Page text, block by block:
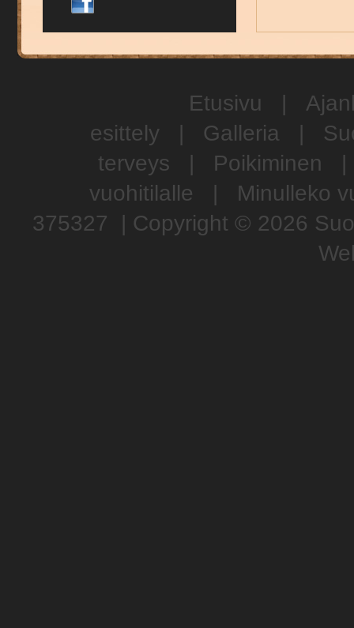
Etusivu |
esittely
| Galleria |
terveys
| Poikiminen
|
vuohitilalle
|
Minulleko
375327 | Copyright © 2026